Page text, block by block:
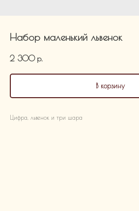
Набор маленький львенок
2 300 р.
В корзину
Цифра, львенок и три шара